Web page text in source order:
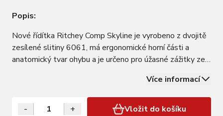
Popis:
Nové řídítka Ritchey Comp Skyline je vyrobeno z dvojitě
zesílené slitiny 6061, má ergonomické horní části a
anatomický tvar ohybu a je určeno pro úžasné zážitky ze
jinde. Více poloh pro ruce, které nabízejí horní části a
Více informací
- + Vložit do košíku